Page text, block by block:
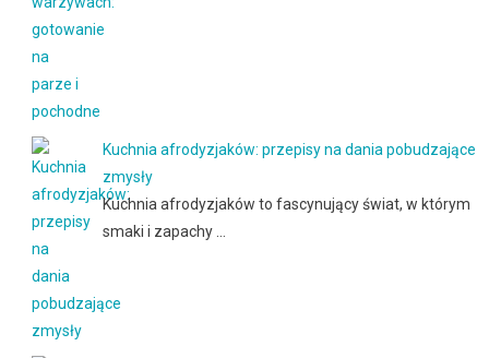
Kuchnia afrodyzjaków: przepisy na dania pobudzające
zmysły
Kuchnia afrodyzjaków to fascynujący świat, w którym
smaki i zapachy …